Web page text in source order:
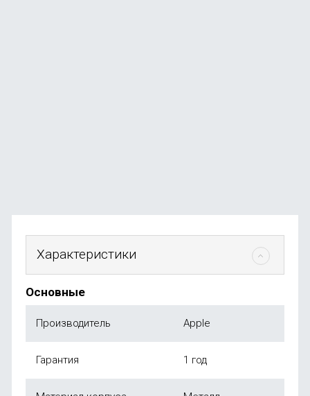
Характеристики
Основные
Производитель Apple
Гарантия 1 год